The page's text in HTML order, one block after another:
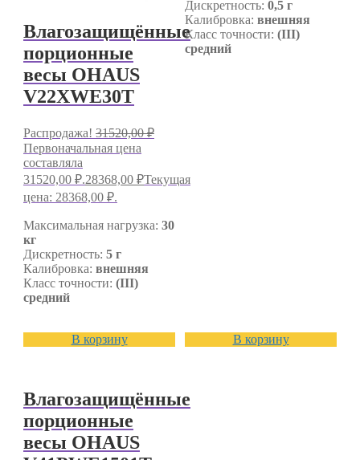
Влагозащищённые
порционные
весы OHAUS
V22XWE30T
Распродажа! 31520,00₽
Первоначальная цена
составляла
31520,00 ₽.28368,00 ₽Текущая
цена: 28368,00 ₽.
Максимальная нагрузка: 30
кг
Дискретность: 5 г
Калибровка: внешняя
Класс точности: (III)
средний
В корзину
Дискретность: 0,5 г
Калибровка: внешняя
Класс точности: (III)
средний
В корзину
Влагозащищённые
порционные
весы OHAUS